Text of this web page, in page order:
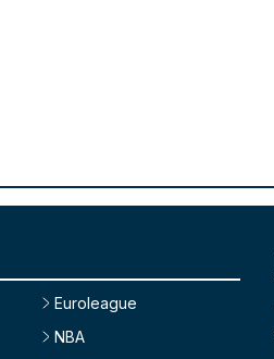
Euroleague
NBA